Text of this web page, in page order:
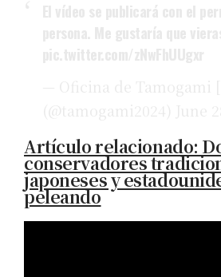
Artículo relacionado:
conservadores
japoneses y
peleando